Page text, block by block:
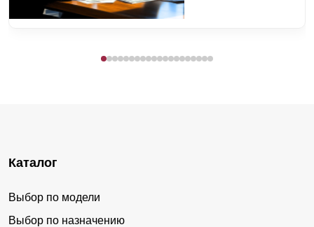
Каталог
Выбор по модели
Выбор по назначению